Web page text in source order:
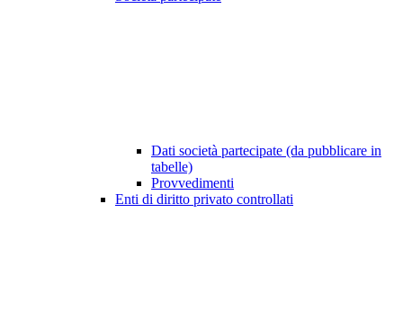
Dati società partecipate (da pubblicare in
tabelle)
Provvedimenti
Enti di diritto privato controllati